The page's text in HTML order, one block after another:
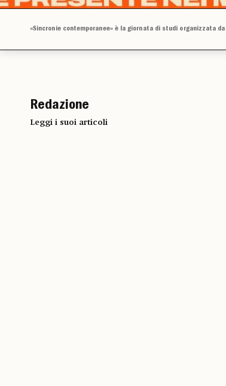
«Sincronie contemporanee» è la giornata di studi organizzata
Redazione
Leggi i suoi articoli